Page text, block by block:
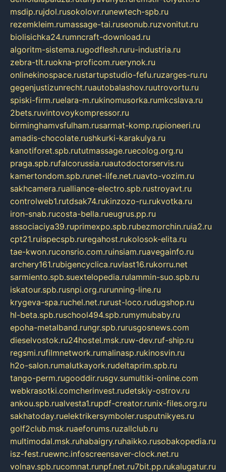
msdip.rujdol.rusokolovr.runewtech-spb.ru
rezemkleim.rumassage-tai.ruseonub.ruzvonitut.ru
biolisichka24.rumncraft-download.ru
algoritm-sistema.rugodflesh.ruru-industria.ru
zebra-tlt.ruokna-proficom.ruerynok.ru
onlinekinospace.rustartupstudio-fefu.ruzarges-ru.ru
gegenjustizunrecht.ruautobalashov.ruutrovortu.ru
spiski-firm.ruelara-m.rukinomusorka.rumkcslava.ru
2bets.ruvintovoykompressor.ru
birminghamvsfulham.rusarmat-komp.rupioneeri.ru
amadis-chocolate.rushkurki-karakulya.ru
kanotiforet.spb.rututmassage.ruecolog.org.ru
praga.spb.rufalcorussia.ruautodoctorservis.ru
kamertondom.spb.runet-life.net.ruavto-vozim.ru
sakhcamera.rualliance-electro.spb.rustroyavt.ru
controlweb1.rutdsak74.rukinzozo-ru.rukvotka.ru
iron-snab.rucosta-bella.rueugrus.pp.ru
associaciya39.ruprimexpo.spb.rubezmorchin.ruia2.ru
cpt21.ruispecspb.ruregahost.rukolosok-elita.ru
tae-kwon.ruconsrio.com.ruinsiam.ruavegainfo.ru
archery161.rubigencyclica.ruvlast16.rukorru.net
sarmiento.spb.suextelopedia.rulammin-suo.spb.ru
iskatour.spb.rusnpi.org.rurunning-line.ru
krygeva-spa.ruchel.net.rurust-loco.rudugshop.ru
hl-beta.spb.ruschool494.spb.rumymubaby.ru
epoha-metalband.rungr.spb.rurusgosnews.com
dieselvostok.ru24hostel.msk.ruw-dev.ruf-ship.ru
regsmi.rufilmnetwork.rumalinasp.rukinosvin.ru
h2o-salon.rumalutkayork.rudeltaprim.spb.ru
tango-perm.rugooddir.rusgv.sumultiki-online.com
webkrasotki.comcherinvest.rudetskiy-ostrov.ru
ankou.spb.rualvesta1.rupdf-creator.runix-files.org.ru
sakhatoday.ruelektrikersymboler.rusputnikyes.ru
golf2club.msk.ruaeforums.ruzallclub.ru
multimodal.msk.ruhabaigry.ruhaikko.rusobakopedia.ru
isz-fest.ruewnc.infoscreensaver-clock.net.ru
volnav.spb.rucomnat.runpf.net.ru7bit.pp.rukalugatur.ru